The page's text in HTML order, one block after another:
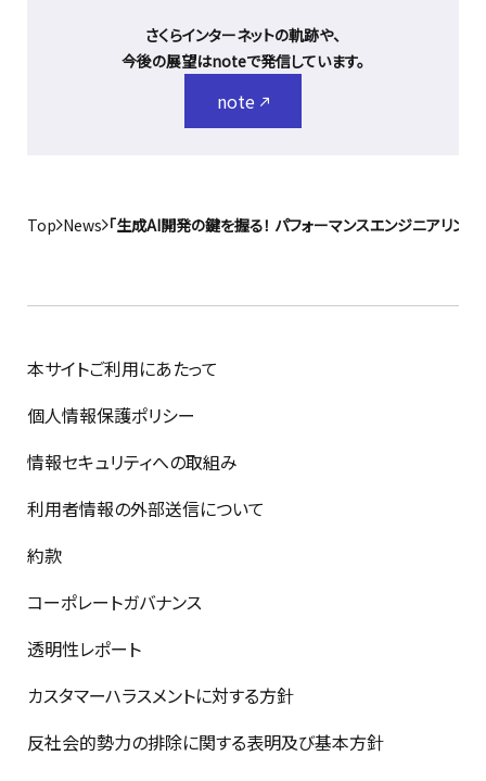
さくらインターネットの軌跡や、
今後の展望はnoteで発信しています。
note
Top News 「生成AI開発の鍵を握る！ パフォーマンスエンジニアリン
本サイトご利用にあたって
個人情報保護ポリシー
情報セキュリティへの取組み
利用者情報の外部送信について
約款
コーポレートガバナンス
透明性レポート
カスタマーハラスメントに対する方針
反社会的勢力の排除に関する表明及び基本方針